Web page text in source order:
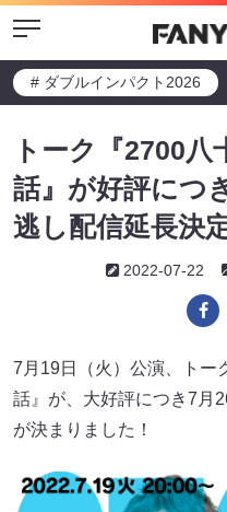
Menu
# ダブルインパクト2026
トーク『2700
話』が好評につ
逃し配信延長決
2022-07-22
7月19日（火）公演、トー
話』が、大好評につき7月
が決まりました！